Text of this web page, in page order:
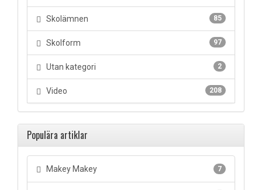
85
Skolämnen
97
Skolform
2
Utan kategori
208
Video
Populära artiklar
7
Makey Makey